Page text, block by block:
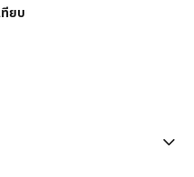
ทียบ